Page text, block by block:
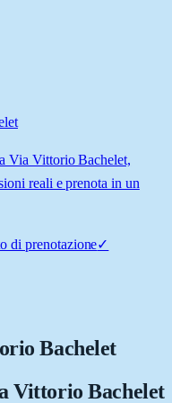
Via Vittorio Bachelet,
reali e prenota in un
di prenotazione✓
Bachelet
Vittorio Bachelet